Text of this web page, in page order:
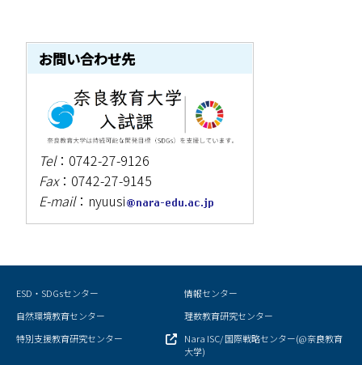
お問い合わせ先
Tel：0742-27-9126
Fax：0742-27-9145
E-mail：nyuusi
ESD・SDGsセンター
情報センター
自然環境教育センター
理数教育研究センター
特別支援教育研究センター
Nara ISC/ 国際戦略センター(@奈良教育
大学)